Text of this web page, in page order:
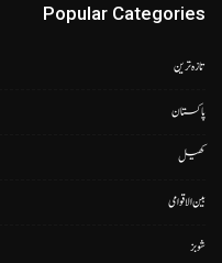
Popular Categories
تازہ ترین
پاکستان
کھیل
بین الاقوامی
شوبز